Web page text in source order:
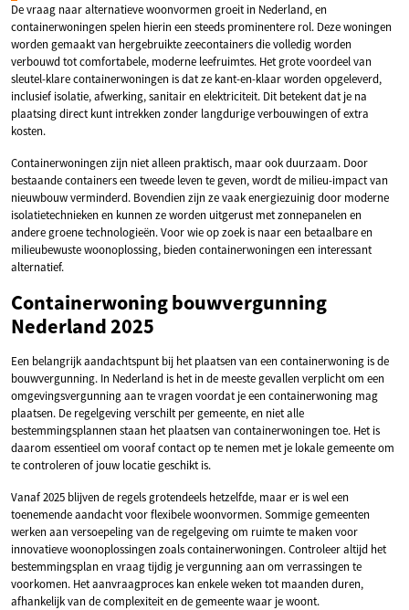
De vraag naar alternatieve woonvormen groeit in Nederland, en
containerwoningen spelen hierin een steeds prominentere rol. Deze woningen
worden gemaakt van hergebruikte zeecontainers die volledig worden
verbouwd tot comfortabele, moderne leefruimtes. Het grote voordeel van
sleutel-klare containerwoningen is dat ze kant-en-klaar worden opgeleverd,
inclusief isolatie, afwerking, sanitair en elektriciteit. Dit betekent dat je na
plaatsing direct kunt intrekken zonder langdurige verbouwingen of extra
kosten.
Containerwoningen zijn niet alleen praktisch, maar ook duurzaam. Door
bestaande containers een tweede leven te geven, wordt de milieu-impact van
nieuwbouw verminderd. Bovendien zijn ze vaak energiezuinig door moderne
isolatietechnieken en kunnen ze worden uitgerust met zonnepanelen en
andere groene technologieën. Voor wie op zoek is naar een betaalbare en
milieubewuste woonoplossing, bieden containerwoningen een interessant
alternatief.
Containerwoning bouwvergunning
Nederland 2025
Een belangrijk aandachtspunt bij het plaatsen van een containerwoning is de
bouwvergunning. In Nederland is het in de meeste gevallen verplicht om een
omgevingsvergunning aan te vragen voordat je een containerwoning mag
plaatsen. De regelgeving verschilt per gemeente, en niet alle
bestemmingsplannen staan het plaatsen van containerwoningen toe. Het is
daarom essentieel om vooraf contact op te nemen met je lokale gemeente om
te controleren of jouw locatie geschikt is.
Vanaf 2025 blijven de regels grotendeels hetzelfde, maar er is wel een
toenemende aandacht voor flexibele woonvormen. Sommige gemeenten
werken aan versoepeling van de regelgeving om ruimte te maken voor
innovatieve woonoplossingen zoals containerwoningen. Controleer altijd het
bestemmingsplan en vraag tijdig je vergunning aan om verrassingen te
voorkomen. Het aanvraagproces kan enkele weken tot maanden duren,
afhankelijk van de complexiteit en de gemeente waar je woont.